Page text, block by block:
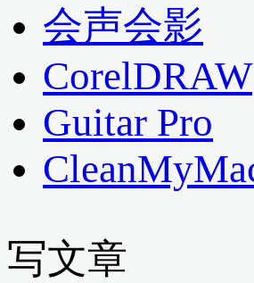
会声会影
CorelDRAW
Guitar Pro
写文章